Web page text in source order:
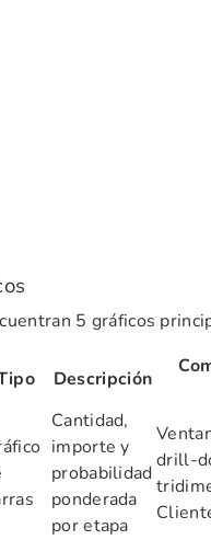
5 gráficos
Descripción
Cantidad,
importe y
probabilidad
ponderada
por etapa
drill-